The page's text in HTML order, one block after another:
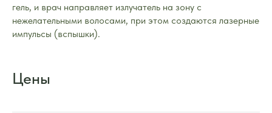
гель, и врач направляет излучатель на зону с
нежелательными волосами, при этом создаются лазерные
импульсы (вспышки).
Цены